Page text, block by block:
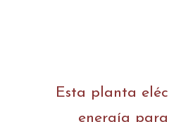
Esta planta
energía